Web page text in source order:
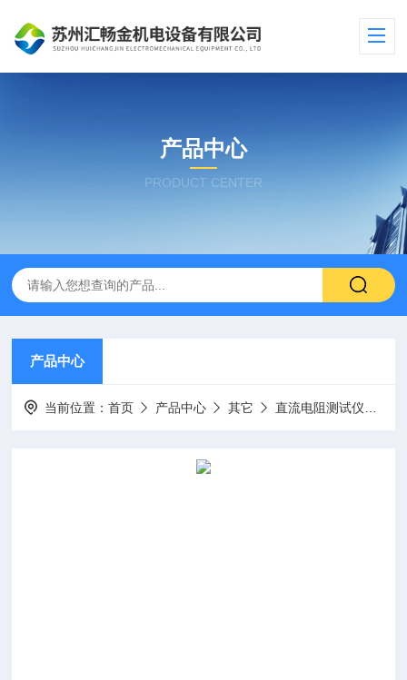
产品中心
PRODUCT CENTER
产品中心
当前位置：首页 产品中心 其它 直流电阻测试仪